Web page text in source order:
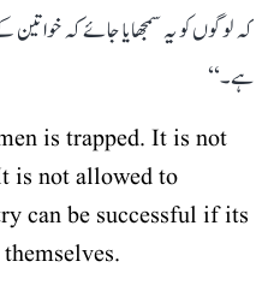
کہ لوگوں کو یہ سمجھایا جائے کہ خواتین
ہے۔‘‘
is trapped. It is not
is not allowed to
can be successful if its